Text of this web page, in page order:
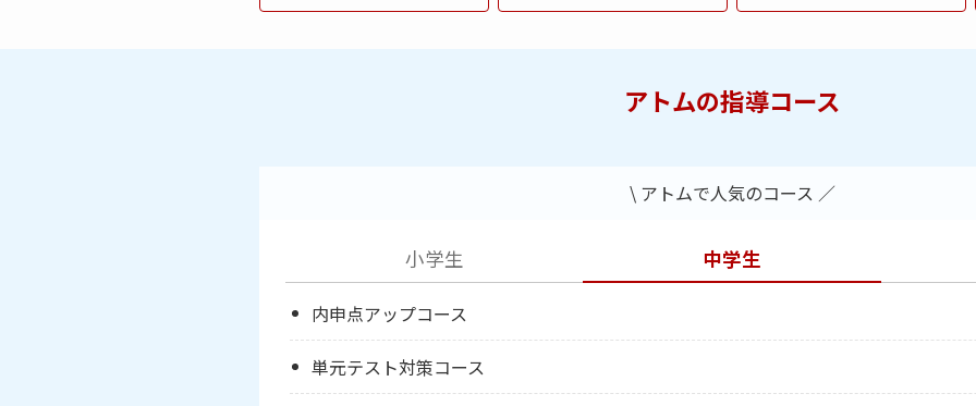
アトムの指導コース
\ アトムで人気のコース ／
小学生 中学生
内申点アップコース
単元テスト対策コース